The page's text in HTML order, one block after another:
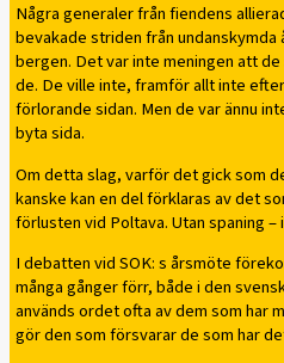
Några generaler från fiendens
bevakade striden från
bergen. Det var inte meningen att
de. De ville inte, framför allt inte
förlorande sidan. Men de var ännu
byta sida.
Om detta slag, varför det gick som
kanske kan en del förklaras av det
förlusten vid Poltava. Utan spaning –
I debatten vid SOK: s årsmöte
många gånger förr, både i den
används ordet ofta av dem som har
gör den som försvarar de som har